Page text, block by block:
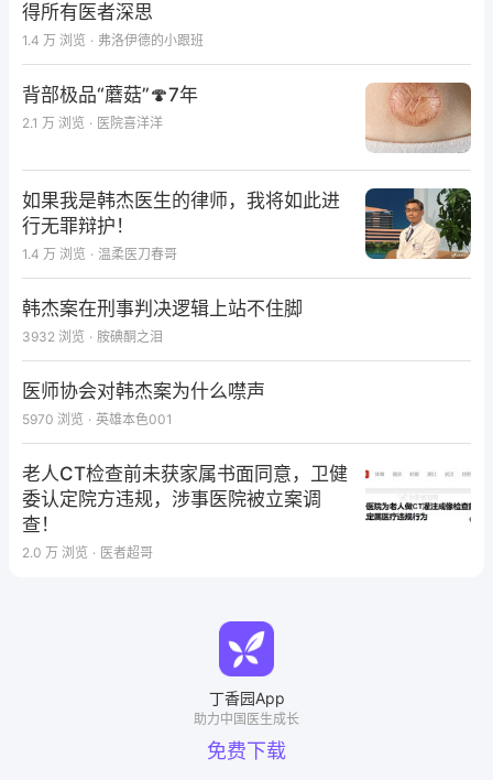
得所有医者深思
1.4 万 浏览 · 弗洛伊德的小跟班
背部极品“蘑菇”🍄7年
2.1 万 浏览 · 医院喜洋洋
如果我是韩杰医生的律师，我将如此进
行无罪辩护！
1.4 万 浏览 · 温柔医刀春哥
韩杰案在刑事判决逻辑上站不住脚
3932 浏览 · 胺碘酮之泪
医师协会对韩杰案为什么噤声
5970 浏览 · 英雄本色001
老人CT检查前未获家属书面同意，卫健
委认定院方违规，涉事医院被立案调
查！
2.0 万 浏览 · 医者超哥
丁香园App
助力中国医生成长
免费下载